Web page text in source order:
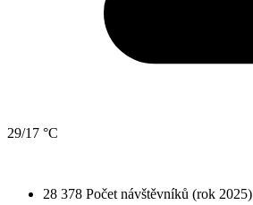
29/17 °C
28 378 Počet návštěvníků (rok 2025)